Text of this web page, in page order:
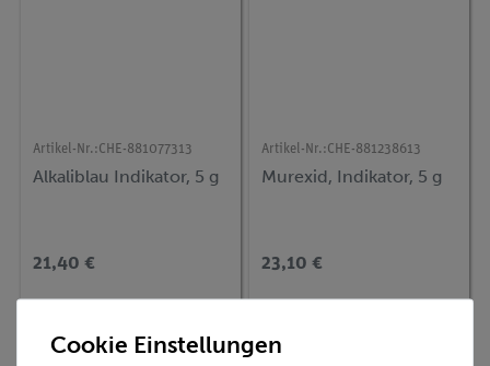
Artikel-Nr.:CHE-881077313
Alkaliblau Indikator, 5 g
21,40 €
Artikel-Nr.:CHE-881238613
Murexid, Indikator, 5 g
23,10 €
Cookie Einstellungen